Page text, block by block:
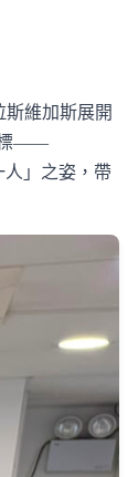
維加斯展開
標——
」之姿，帶